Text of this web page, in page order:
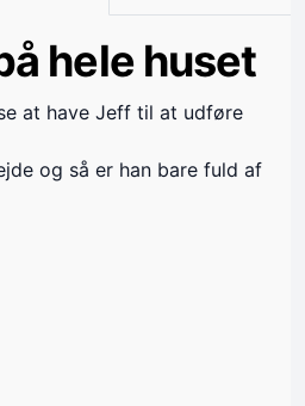
hele huset
at have Jeff til at udføre
og så er han bare fuld af